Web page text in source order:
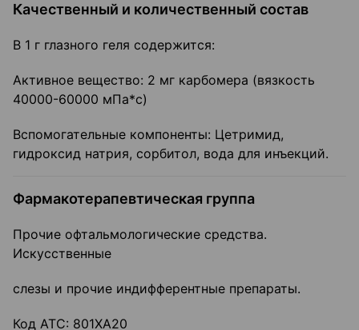
Качественный и количественный состав
В 1 г глазного геля содержится:
Активное вещество: 2 мг карбомера (вязкость
40000-60000 мПа*с)
Вспомогательные компоненты: Цетримид,
гидроксид натрия, сорбитол, вода для инъекций.
Фармакотерапевтическая группа
Прочие офтальмологические средства.
Искусственные
слезы и прочие индифферентные препараты.
Код АТС: 801ХА20